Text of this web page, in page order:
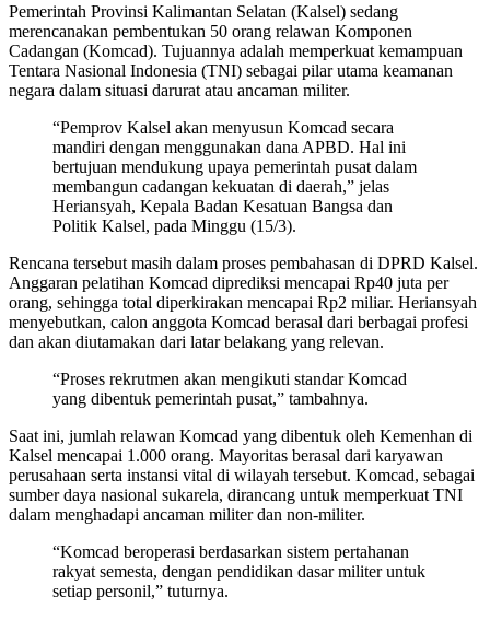
Pemerintah Provinsi Kalimantan Selatan (Kalsel) sedang
merencanakan pembentukan 50 orang relawan Komponen
Cadangan (Komcad). Tujuannya adalah memperkuat kemampuan
Tentara Nasional Indonesia (TNI) sebagai pilar utama keamanan
negara dalam situasi darurat atau ancaman militer.
“Pemprov Kalsel akan menyusun Komcad secara
mandiri dengan menggunakan dana APBD. Hal ini
bertujuan mendukung upaya pemerintah pusat dalam
membangun cadangan kekuatan di daerah,” jelas
Heriansyah, Kepala Badan Kesatuan Bangsa dan
Politik Kalsel, pada Minggu (15/3).
Rencana tersebut masih dalam proses pembahasan di DPRD Kalsel.
Anggaran pelatihan Komcad diprediksi mencapai Rp40 juta per
orang, sehingga total diperkirakan mencapai Rp2 miliar. Heriansyah
menyebutkan, calon anggota Komcad berasal dari berbagai profesi
dan akan diutamakan dari latar belakang yang relevan.
“Proses rekrutmen akan mengikuti standar Komcad
yang dibentuk pemerintah pusat,” tambahnya.
Saat ini, jumlah relawan Komcad yang dibentuk oleh Kemenhan di
Kalsel mencapai 1.000 orang. Mayoritas berasal dari karyawan
perusahaan serta instansi vital di wilayah tersebut. Komcad, sebagai
sumber daya nasional sukarela, dirancang untuk memperkuat TNI
dalam menghadapi ancaman militer dan non-militer.
“Komcad beroperasi berdasarkan sistem pertahanan
rakyat semesta, dengan pendidikan dasar militer untuk
setiap personil,” tuturnya.